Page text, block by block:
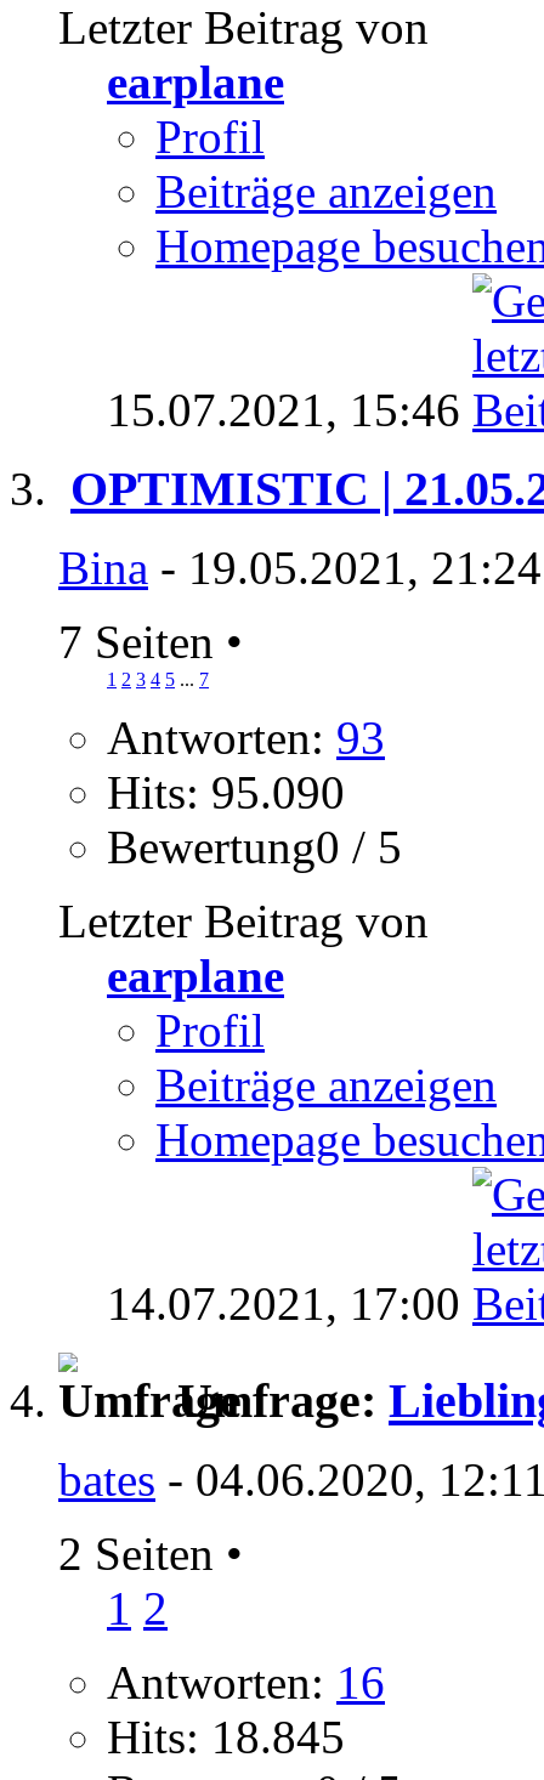
Letzter Beitrag von
earplane
Profil
Beiträge anzeigen
Homepage
15.07.2021, 15:46
OPTIMISTIC |
Bina - 19.05.2021,
7 Seiten •
1 2 3 4 5 ... 7
Antworten: 93
Hits: 95.090
Bewertung0 / 5
Letzter Beitrag von
earplane
Profil
Beiträge anzeigen
Homepage
14.07.2021, 17:00
Umfrage:
bates - 04.06.2020,
2 Seiten •
1 2
Antworten: 16
Hits: 18.845